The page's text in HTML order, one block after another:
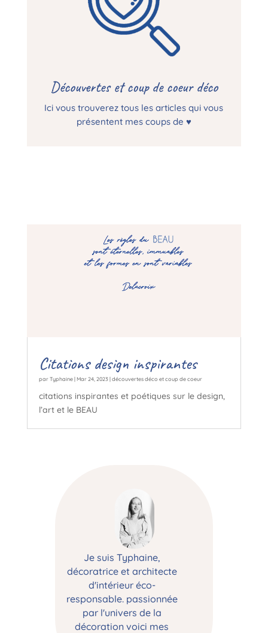
Découvertes et coup de coeur déco
Ici vous trouverez tous les articles qui vous
présentent mes coups de ♥
Citations design inspirantes
parTyphaine|Mar 24, 2023|découvertes déco et coup de coeur
citations inspirantes et poétiques sur le design,
l’art et le BEAU
Je suis Typhaine,
décoratrice et architecte
d'intérieur éco-
responsable. passionnée
par l'univers de la
décoration voici mes